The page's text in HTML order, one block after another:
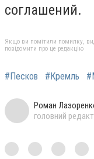
соглашений.
Якщо ви помітили помилку,
повідомити про це редакцію
#Песков #Кремль
Роман
головний